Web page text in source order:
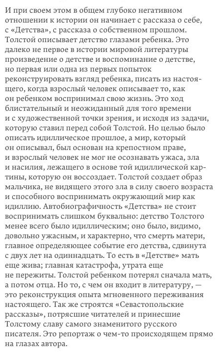
И при своем этом в общем глубоко негативном
отношении к истории он начи­нает с рассказа о себе,
с «Детства», с рассказа о собственном прошлом.
Толстой описывает детство глазами ребенка. Это
далеко не первое в истории мировой литературы
произведение о детстве и воспоминание о детстве,
но первая или одна из первых попыток
реконструировать взгляд ребенка, писать из настоя­
щего, когда взрослый человек описывает то, как
он ребенком воспринимал свою жизнь. Это ход
блистательный и неожиданный для того времени
и с ху­до­же­ственной точки зрения, и исходя из задачи,
которую ставил перед собой Толстой. Но целью было
описать идиллическое прошлое, а мир, который
он опи­сывал, был основан на крепостном праве,
и взрослый человек не мог не осознавать ужаса, зла
и насилия, лежащего в основе той идиллической кар­
тины, которую он воссоздает. Толстой создает образ
мальчика, не видящего этого зла в силу своего возраста
и способного воспринимать окружающий мир как
идиллию. Автобиографичность «Детства» не стоит
воспринимать слишком буквально: детство Толстого
менее всего было идиллическим; оно было, види­мо,
довольно ужасным, и характерно, что смерть матери,
главное определяю­щее событие его детства, сдвинута
с двух лет на одиннадцать. То есть в «Дет­стве» мать
еще жива; главная катастрофа, утрата еще
не пережиты. Толстой ребенком потерял сначала мать,
а потом отца. Но то, с чем он входит в литера­туру, —
это реконструкция опыта мгновенного переживания
настоящего. Так же строятся «Севастопольские
рассказы», потрясшие читателей и принес­шие
Толстому славу самого знаменитого русского
писателя. Это репортаж о чем-то происходящем прямо
на глазах автора.